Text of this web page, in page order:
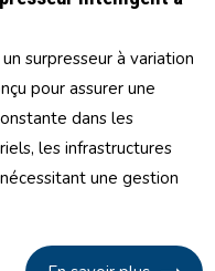
surpresseur à variation
pour assurer une
dans les
les infrastructures
une gestion